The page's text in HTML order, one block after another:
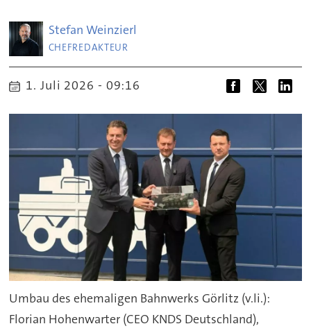
Stefan Weinzierl
CHEFREDAKTEUR
1. Juli 2026 - 09:16
Umbau des ehemaligen Bahnwerks Görlitz (v.li.):
Florian Hohenwarter (CEO KNDS Deutschland),